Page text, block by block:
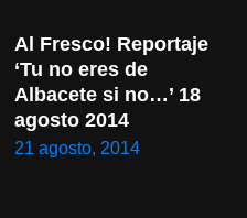
Al Fresco! Reportaje
‘Tu no eres de
Albacete si no…’ 18
agosto 2014
21 agosto, 2014